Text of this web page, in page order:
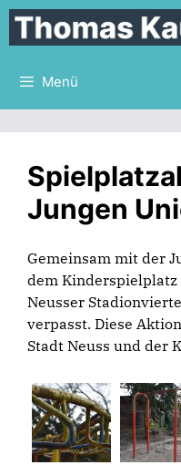
Zum
Inhalt
springen
Menü
Jungen
Gemeinsam mit der
dem
Neusser
verpasst. Diese
Stadt Neuss und der